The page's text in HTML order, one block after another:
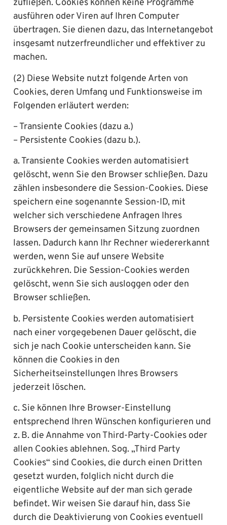
zufließen. Cookies können keine Programme
ausführen oder Viren auf Ihren Computer
übertragen. Sie dienen dazu, das Internetangebot
insgesamt nutzerfreundlicher und effektiver zu
machen.
(2) Diese Website nutzt folgende Arten von
Cookies, deren Umfang und Funktionsweise im
Folgenden erläutert werden:
– Transiente Cookies (dazu a.)
– Persistente Cookies (dazu b.).
a. Transiente Cookies werden automatisiert
gelöscht, wenn Sie den Browser schließen. Dazu
zählen insbesondere die Session-Cookies. Diese
speichern eine sogenannte Session-ID, mit
welcher sich verschiedene Anfragen Ihres
Browsers der gemeinsamen Sitzung zuordnen
lassen. Dadurch kann Ihr Rechner wiedererkannt
werden, wenn Sie auf unsere Website
zurückkehren. Die Session-Cookies werden
gelöscht, wenn Sie sich ausloggen oder den
Browser schließen.
b. Persistente Cookies werden automatisiert
nach einer vorgegebenen Dauer gelöscht, die
sich je nach Cookie unterscheiden kann. Sie
können die Cookies in den
Sicherheitseinstellungen Ihres Browsers
jederzeit löschen.
c. Sie können Ihre Browser-Einstellung
entsprechend Ihren Wünschen konfigurieren und
z. B. die Annahme von Third-Party-Cookies oder
allen Cookies ablehnen. Sog. „Third Party
Cookies“ sind Cookies, die durch einen Dritten
gesetzt wurden, folglich nicht durch die
eigentliche Website auf der man sich gerade
befindet. Wir weisen Sie darauf hin, dass Sie
durch die Deaktivierung von Cookies eventuell